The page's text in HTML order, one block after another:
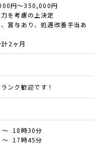
円～350,000円
を考慮の上決定
賞与あり、処遇改善手当あ
2ヶ月
ンク歓迎です！
18時30分
17時45分